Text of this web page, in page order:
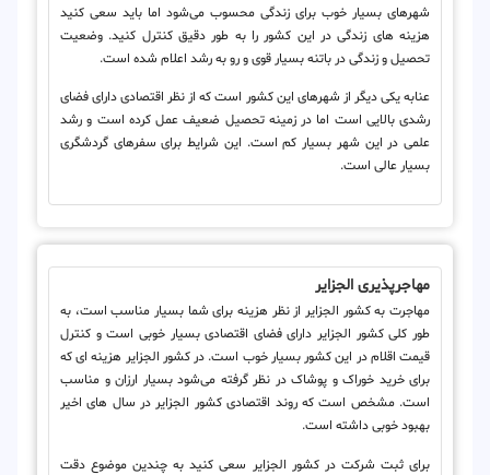
شهرهای بسیار خوب برای زندگی محسوب می‌شود اما باید سعی کنید
هزینه های زندگی در این کشور را به طور دقیق کنترل کنید. وضعیت
تحصیل و زندگی در باتنه بسیار قوی و رو به رشد اعلام شده است.
عنابه یکی دیگر از شهرهای این کشور است که از نظر اقتصادی دارای فضای
رشدی بالایی است اما در زمینه تحصیل ضعیف عمل کرده است و رشد
علمی در این شهر بسیار کم است. این شرایط برای سفرهای گردشگری
بسیار عالی است.
مهاجرپذیری الجزایر
مهاجرت به کشور الجزایر از نظر هزینه برای شما بسیار مناسب است، به
طور کلی کشور الجزایر دارای فضای اقتصادی بسیار خوبی است و کنترل
قیمت اقلام در این کشور بسیار خوب است. در کشور الجزایر هزینه ای که
برای خرید خوراک و پوشاک در نظر گرفته می‌شود بسیار ارزان و مناسب
است. مشخص است که روند اقتصادی کشور الجزایر در سال های اخیر
بهبود خوبی داشته است.
برای ثبت شرکت در کشور الجزایر سعی کنید به چندین موضوع دقت